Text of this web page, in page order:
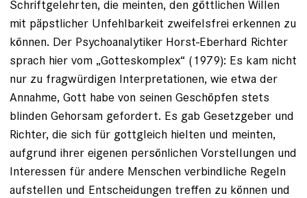
Schriftgelehrten, die meinten, den göttlichen Willen
mit päpstlicher Unfehlbarkeit zweifelsfrei erkennen zu
können. Der Psychoanalytiker Horst-Eberhard Richter
sprach hier vom „Gotteskomplex“ (1979): Es kam nicht
nur zu fragwürdigen Interpretationen, wie etwa der
Annahme, Gott habe von seinen Geschöpfen stets
blinden Gehorsam gefordert. Es gab Gesetzgeber und
Richter, die sich für gottgleich hielten und meinten,
aufgrund ihrer eigenen persönlichen Vorstellungen und
Interessen für andere Menschen verbindliche Regeln
aufstellen und Entscheidungen treffen zu können und